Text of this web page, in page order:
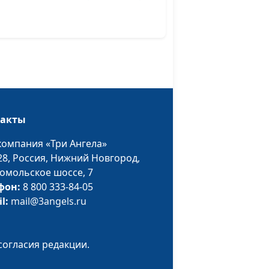
и Елена Варнавская
Юлия Уткина,
Николай Кунцевич,
священнослужитель
Юлия Уткина,
«Три Ангела»
Россия, Нижний Новгород,
шоссе, 7
8 800 333-84-05
mail@3angels.ru
редакции.